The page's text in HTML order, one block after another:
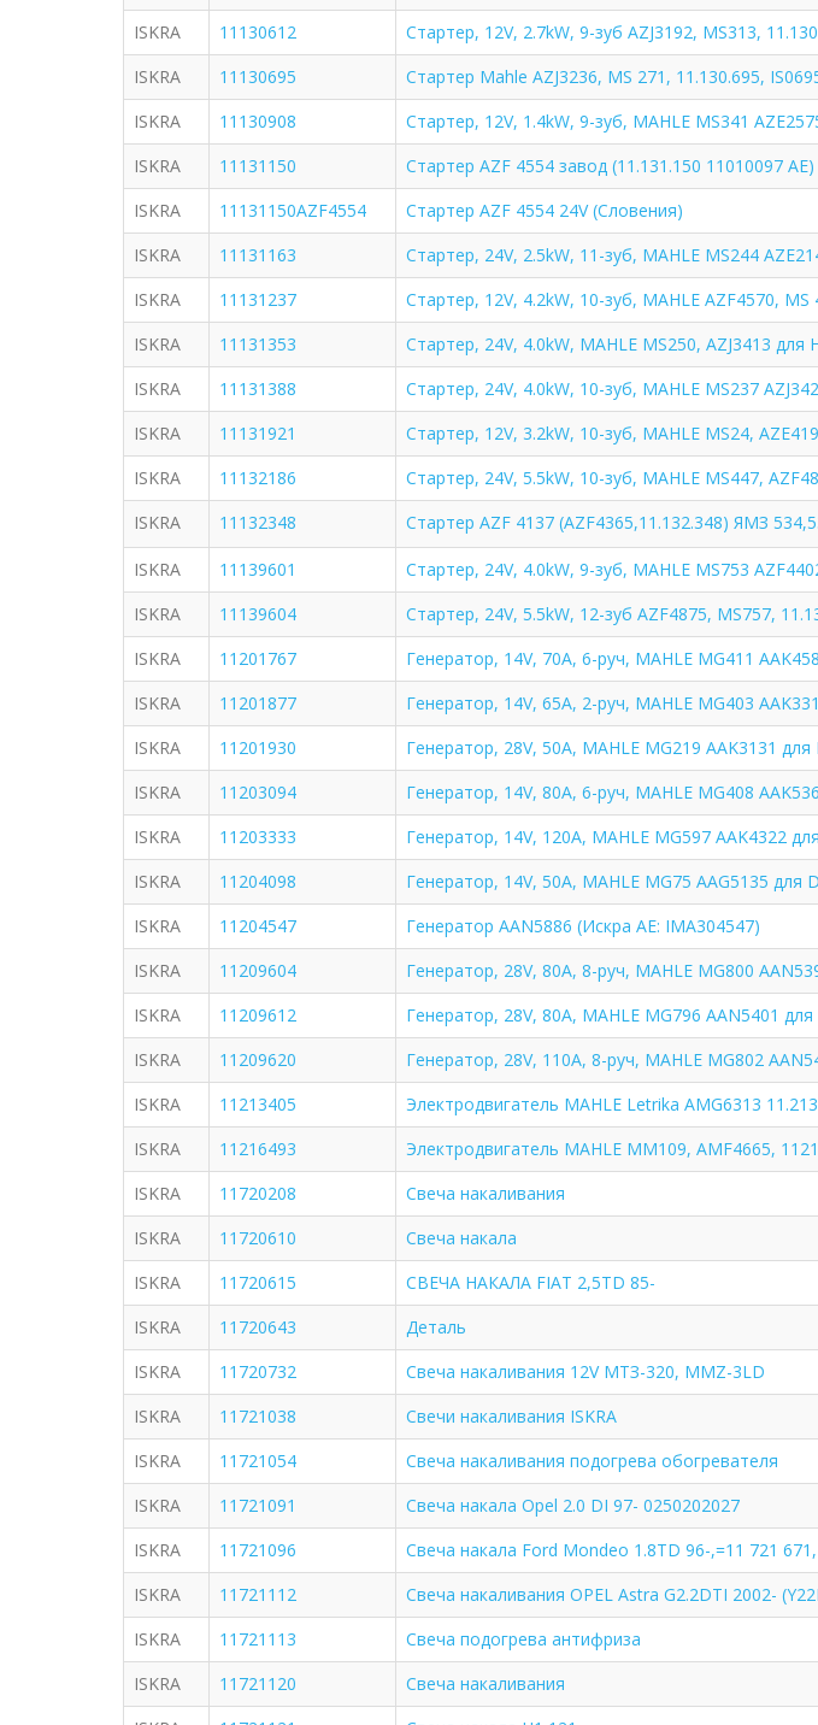
ISKRA
11130612
Стартер, 12V, 2.7kW, 9-зуб AZJ3192, MS313,
ISKRA
11130695
Стартер Mahle AZJ3236, MS 271, 11.130.695,
ISKRA
11130908
Стартер, 12V, 1.4kW, 9-зуб, MAHLE MS341
ISKRA
11131150
Стартер AZF 4554 завод (11.131.150 11010097
ISKRA
11131150AZF4554
Стартер AZF 4554 24V (Словения)
ISKRA
11131163
Стартер, 24V, 2.5kW, 11-зуб, MAHLE MS244
ISKRA
11131237
Стартер, 12V, 4.2kW, 10-зуб, MAHLE AZF4570, MS
ISKRA
11131353
Стартер, 24V, 4.0kW, MAHLE MS250, AZJ3413
ISKRA
11131388
Стартер, 24V, 4.0kW, 10-зуб, MAHLE MS237
ISKRA
11131921
Стартер, 12V, 3.2kW, 10-зуб, MAHLE MS24,
ISKRA
11132186
Стартер, 24V, 5.5kW, 10-зуб, MAHLE MS447,
ISKRA
11132348 Стартер AZF 4137 (AZF4365,11.132.348) ЯМЗ
ISKRA 11139601
Стартер, 24V, 4.0kW, 9-зуб, MAHLE MS753
ISKRA
11139604
Стартер, 24V, 5.5kW, 12-зуб AZF4875, MS757,
ISKRA
11201767
Генератор, 14V, 70A, 6-руч, MAHLE MG411
ISKRA
11201877
Генератор, 14V, 65A, 2-руч, MAHLE MG403
ISKRA
11201930
Генератор, 28V, 50A, MAHLE MG219 AAK3131
ISKRA
11203094
Генератор, 14V, 80A, 6-руч, MAHLE MG408
ISKRA
11203333
Генератор, 14V, 120A, MAHLE MG597 AAK4322
ISKRA
11204098
Генератор, 14V, 50A, MAHLE MG75 AAG5135 для
ISKRA
11204547
Генератор AAN5886 (Искра АЕ: IMA304547)
ISKRA
11209604
Генератор, 28V, 80A, 8-руч, MAHLE MG800
ISKRA
11209612
Генератор, 28V, 80A, MAHLE MG796 AAN5401
ISKRA
11209620
Генератор, 28V, 110A, 8-руч, MAHLE MG802
ISKRA
11213405
Электродвигатель MAHLE Letrika AMG6313
ISKRA
11216493
Электродвигатель MAHLE MM109, AMF4665,
ISKRA
11720208
Свеча накаливания
ISKRA
11720610
Свеча накала
ISKRA
11720615
СВЕЧА НАКАЛА FIAT 2,5TD 85-
ISKRA
11720643
Деталь
ISKRA
11720732
Свеча накаливания 12V МТЗ-320, MMZ-3LD
ISKRA
11721038
Свечи накаливания ISKRA
ISKRA
11721054
Свеча накаливания подогрева обогревателя
ISKRA
11721091
Свеча накала Opel 2.0 DI 97- 0250202027
ISKRA
11721096
Свеча накала Ford Mondeo 1.8TD 96-,=11 721
ISKRA
11721112
Свеча накаливания OPEL Astra G2.2DTI 2002-
ISKRA
11721113
Свеча подогрева антифриза
ISKRA
11721120
Свеча накаливания